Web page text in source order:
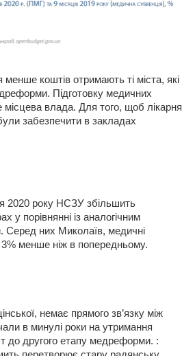
менше коштів отримають ті міста, які
Підготовку медичних
влада. Для того, щоб лікарня
забезпечити в закладах
2020 року НСЗУ збільшить
у порівнянні із аналогічним
Серед них Миколаїв, медичні
3% менше ніж в попередньому.
немає прямого зв’язку між
в минулі роки на утримання
до другого етапу медреформи. :